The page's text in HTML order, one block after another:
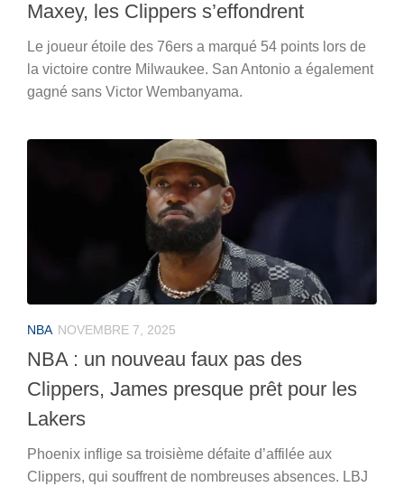
Maxey, les Clippers s’effondrent
Le joueur étoile des 76ers a marqué 54 points lors de
la victoire contre Milwaukee. San Antonio a également
gagné sans Victor Wembanyama.
NBA NOVEMBRE 7, 2025
NBA : un nouveau faux pas des
Clippers, James presque prêt pour les
Lakers
Phoenix inflige sa troisième défaite d’affilée aux
Clippers, qui souffrent de nombreuses absences. LBJ